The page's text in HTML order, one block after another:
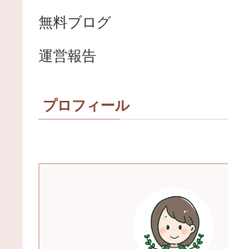
無料ブログ
運営報告
プロフィール